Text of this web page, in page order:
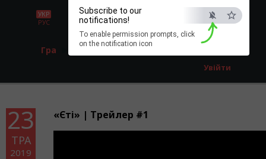
Subscribe to our
notifications!
To enable permission prompts, click
on the notification icon
УКР
РУС
Гра
Увійти
23
ТРА
2019
«Єті» | Трейлер #1